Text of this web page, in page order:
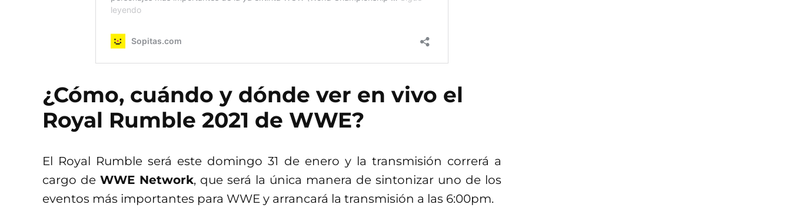
¿Cómo, cuándo y dónde ver en vivo el
Royal Rumble 2021 de WWE?
El Royal Rumble será este domingo 31 de enero y la transmisión correrá a
cargo de WWE Network, que será la única manera de sintonizar uno de los
eventos más importantes para WWE y arrancará la transmisión a las 6:00pm.